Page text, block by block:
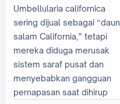
Umbellularia californica
sering dijual sebagai “daun
salam California,” tetapi
mereka diduga merusak
sistem saraf pusat dan
menyebabkan gangguan
pernapasan saat dihirup